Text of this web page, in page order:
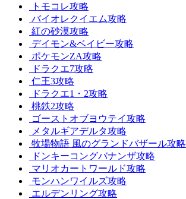
トモコレ攻略
バイオレクイエム攻略
紅の砂漠攻略
デイモン&ベイビー攻略
ポケモンZA攻略
ドラクエ7攻略
仁王3攻略
ドラクエ1・2攻略
桃鉄2攻略
ゴーストオブヨウテイ攻略
メタルギアデルタ攻略
牧場物語 風のグランドバザール攻略
ドンキーコングバナンザ攻略
マリオカートワールド攻略
モンハンワイルズ攻略
エルデンリング攻略